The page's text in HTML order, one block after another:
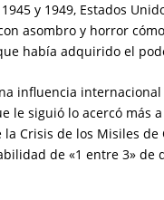
y 1949, Estados
asombro y horror
había adquirido el
influencia
le siguió lo acercó más
Crisis de los Misiles de
de «1 entre 3» de